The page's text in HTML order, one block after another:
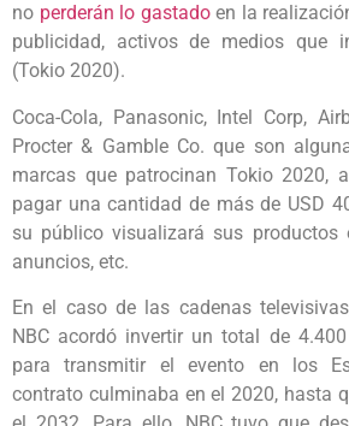
no perderán lo gastadoen la
publicidad, activos de medios que
(Tokio 2020).
Coca-Cola, Panasonic, Intel Corp,
Procter & Gamble Co. que son
marcas que patrocinan Tokio 2020,
pagar una cantidad de más de USD
su público visualizará sus productos
anuncios, etc.
En el caso de las cadenas
NBC acordó invertir un total de
para transmitir el evento en los
contrato culminaba en el 2020, hasta